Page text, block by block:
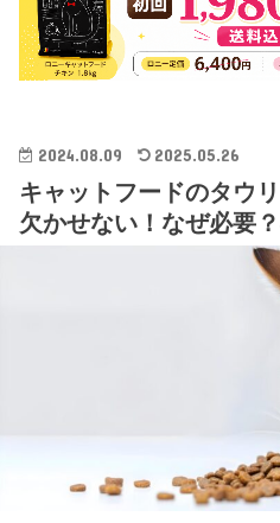
2024.08.09 2025.05.26
キャットフードのタウ
欠かせない！なぜ必要